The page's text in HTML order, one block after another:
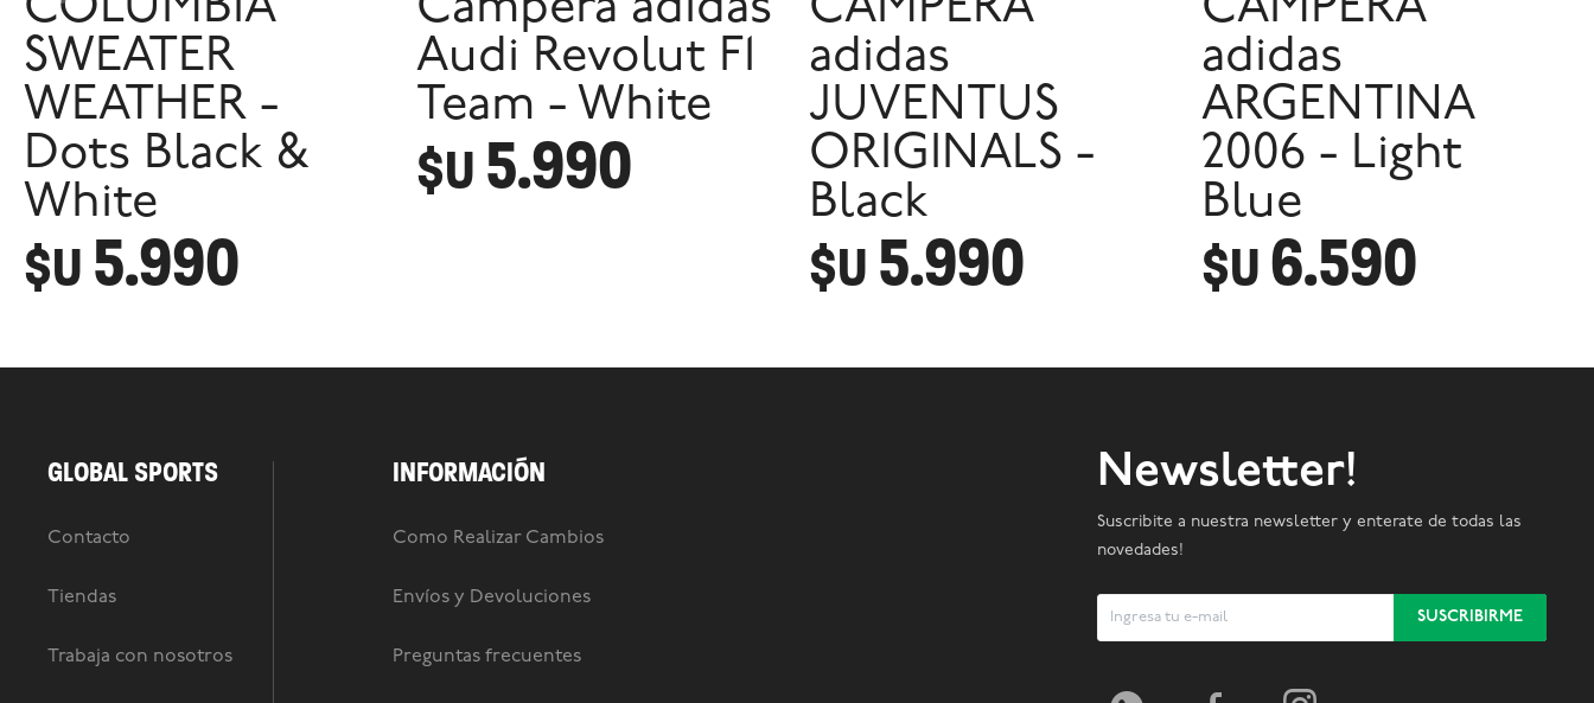
SWEATER
WEATHER -
Dots Black &
White
$U 5.990
Audi Revolut F1
Team - White
$U 5.990
adidas
JUVENTUS
ORIGINALS -
Black
$U 5.990
adidas
ARGENTINA
2006 - Light
Blue
$U6.590
GLOBAL SPORTS
Contacto
Tiendas
Trabaja con nosotros
INFORMACIÓN
Como Realizar Cambios
Envíos y Devoluciones
Preguntas frecuentes
Newsletter!
Suscribite a nuestra newsletter y enterate de todas las
novedades!
SUSCRIBIRME